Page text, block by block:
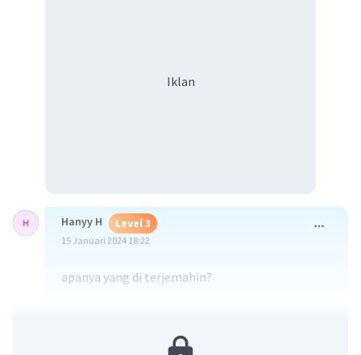
Iklan
Hanyy H Level 3
15 Januari 2024 18:22
apanya yang di terjemahin?